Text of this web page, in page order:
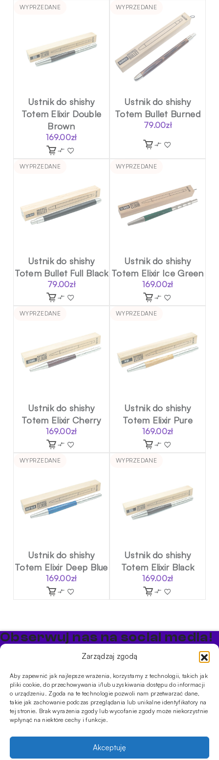
Zarządzaj zgodą
Aby zapewnić jak najlepsze wrażenia, korzystamy z technologii, takich jak
pliki cookie, do przechowywania i/lub uzyskiwania dostępu do informacji
o urządzeniu. Zgoda na te technologie pozwoli nam przetwarzać dane,
takie jak zachowanie podczas przeglądania lub unikalne identyfikatory na
tej stronie. Brak wyrażenia zgody lub wycofanie zgody może niekorzystnie
wpłynąć na niektóre cechy i funkcje.
Akceptuję
WYPRZEDANE
Ustnik do shishy
Totem Elixir Double
Brown
169.00zł
WYPRZEDANE
Ustnik do shishy
Totem Bullet Burned
79.00zł
WYPRZEDANE
Ustnik do shishy
Totem Bullet Full Black
79.00zł
WYPRZEDANE
Ustnik do shishy
Totem Elixir Ice Green
169.00zł
WYPRZEDANE
Ustnik do shishy
Totem Elixir Cherry
169.00zł
WYPRZEDANE
Ustnik do shishy
Totem Elixir Pure
169.00zł
WYPRZEDANE
Ustnik do shishy
Totem Elixir Deep Blue
169.00zł
WYPRZEDANE
Ustnik do shishy
Totem Elixir Black
169.00zł
Obserwuj nas na social media!
Bądź na bieżąco z promocjami i nowościami w sklepie
PRODUKTY
ShisheCybuchyTytonie Rozpalanie
INFORMACJE
prywatności
Usługi